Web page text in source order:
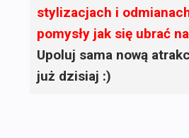
stylizacjach i
pomysły jak się ubrać
Upoluj sama nową
już dzisiaj :)